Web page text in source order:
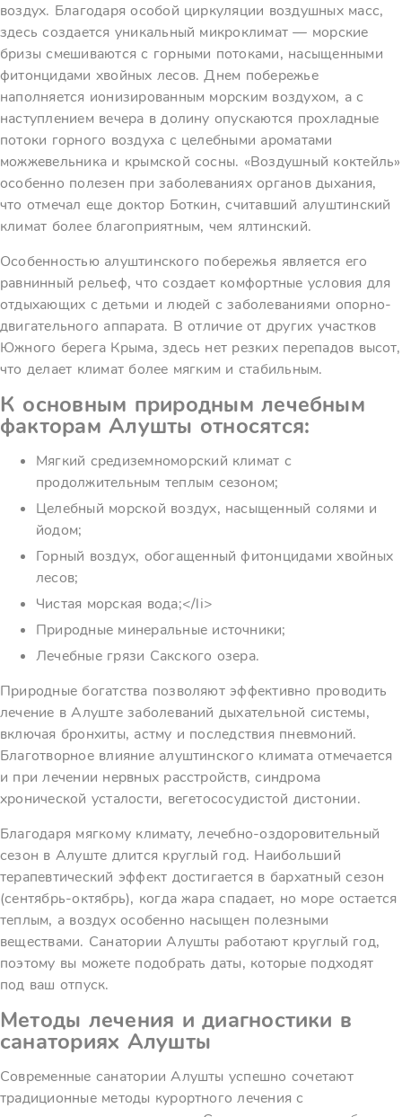
воздух. Благодаря особой циркуляции воздушных масс,
здесь создается уникальный микроклимат — морские
бризы смешиваются с горными потоками, насыщенными
фитонцидами хвойных лесов. Днем побережье
наполняется ионизированным морским воздухом, а с
наступлением вечера в долину опускаются прохладные
потоки горного воздуха с целебными ароматами
можжевельника и крымской сосны. «Воздушный коктейль»
особенно полезен при заболеваниях органов дыхания,
что отмечал еще доктор Боткин, считавший алуштинский
климат более благоприятным, чем ялтинский.
Особенностью алуштинского побережья является его
равнинный рельеф, что создает комфортные условия для
отдыхающих с детьми и людей с заболеваниями опорно-
двигательного аппарата. В отличие от других участков
Южного берега Крыма, здесь нет резких перепадов высот,
что делает климат более мягким и стабильным.
К основным природным лечебным
факторам Алушты относятся:
Мягкий средиземноморский климат с
продолжительным теплым сезоном;
Целебный морской воздух, насыщенный солями и
йодом;
Горный воздух, обогащенный фитонцидами хвойных
лесов;
Чистая морская вода;</li>
Природные минеральные источники;
Лечебные грязи Сакского озера.
Природные богатства позволяют эффективно проводить
лечение в Алуште заболеваний дыхательной системы,
включая бронхиты, астму и последствия пневмоний.
Благотворное влияние алуштинского климата отмечается
и при лечении нервных расстройств, синдрома
хронической усталости, вегетососудистой дистонии.
Благодаря мягкому климату, лечебно-оздоровительный
сезон в Алуште длится круглый год. Наибольший
терапевтический эффект достигается в бархатный сезон
(сентябрь-октябрь), когда жара спадает, но море остается
теплым, а воздух особенно насыщен полезными
веществами. Санатории Алушты работают круглый год,
поэтому вы можете подобрать даты, которые подходят
под ваш отпуск.
Методы лечения и диагностики в
санаториях Алушты
Современные санатории Алушты успешно сочетают
традиционные методы курортного лечения с